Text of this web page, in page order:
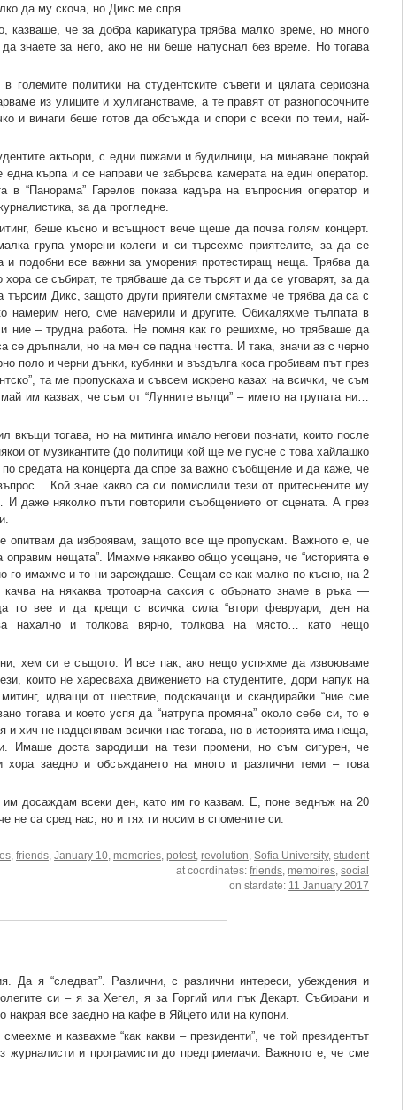
да му скоча, но Дикс ме спря.
че за добра карикатура трябва малко време, но много
знаете за него, ако не ни беше напуснал без време. Но тогава
политики на студентските съвети и цялата сериозна
из улиците и хулиганстваме, а те правят от разнопосочните
и винаги беше готов да обсъжда и спори с всеки по теми, най-
актьори, с едни пижами и будилници, на минаване покрай
кърпа и се направи че забърсва камерата на един оператор.
Гарелов показа кадъра на въпросния оператор и
за да прогледне.
беше късно и всъщност вече щеше да почва голям концерт.
група уморени колеги и си търсехме приятелите, за да се
подобни все важни за уморения протестиращ неща. Трябва да
се събират, те трябваше да се търсят и да се уговарят, за да
Дикс, защото други приятели смятахме че трябва да са с
намерим него, сме намерили и другите. Обикаляхме тълпата в
– трудна работа. Не помня как го решихме, но трябваше да
дръпнали, но на мен се падна честта. И така, значи аз с черно
поло и черни дънки, кубинки и въздълга коса пробивам път през
та ме пропускаха и съвсем искрено казах на всички, че съм
им казвах, че съм от “Лунните вълци” – името на групата ни…
вкъщи тогава, но на митинга имало негови познати, които после
от музикантите (до политици кой ще ме пусне с това хайлашко
средата на концерта да спре за важно съобщение и да каже, че
Кой знае какво са си помислили тези от притеснените му
даже няколко пъти повторили съобщението от сцената. А през
опитвам да изброявам, защото все ще пропускам. Важното е, че
нещата”. Имахме някакво общо усещане, че “историята е
го имахме и то ни зареждаше. Сещам се как малко по-късно, на 2
на някаква тротоарна саксия с обърнато знаме в ръка —
го вее и да крещи с всичка сила “втори февруари, ден на
нахално и толкова вярно, толкова на място… като нещо
хем си е същото. И все пак, ако нещо успяхме да извоюваме
които не харесваха движението на студентите, дори напук на
идващи от шествие, подскачащи и скандирайки “ние сме
тогава и което успя да “натрупа промяна” около себе си, то е
хич не надценявам всички нас тогава, но в историята има неща,
Имаше доста зародиши на тези промени, но съм сигурен, че
заедно и обсъждането на много и различни теми – това
досаждам всеки ден, като им го казвам. Е, поне веднъж на 20
не са сред нас, но и тях ги носим в спомените си.
,friends ,January 10 ,memories ,potest ,revolution ,Sofia University,student
at coordinates:friends ,memoires ,social
on stardate: 11 January 2017
я “следват”. Различни, с различни интереси, убеждения и
си – я за Хегел, я за Горгий или пък Декарт. Събирани и
накрая все заедно на кафе в Яйцето или на купони.
и казвахме “как какви – президенти”, че той президентът
журналисти и програмисти до предприемачи. Важното е, че сме